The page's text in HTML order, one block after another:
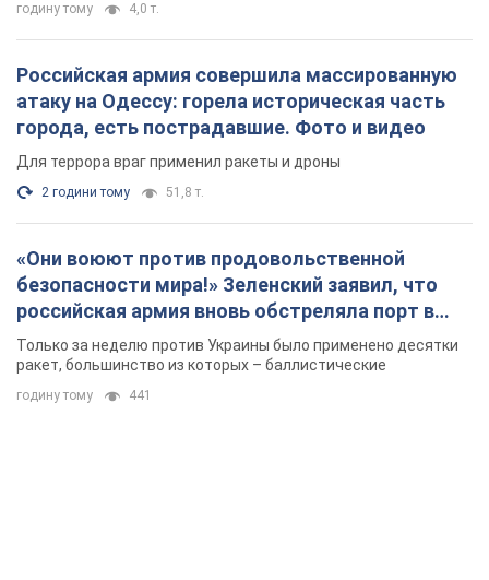
годину тому 4,0 т.
Российская армия совершила массированную
атаку на Одессу: горела историческая часть
города, есть пострадавшие. Фото и видео
Для террора враг применил ракеты и дроны
2 години тому 51,8 т.
«Они воюют против продовольственной
безопасности мира!» Зеленский заявил, что
российская армия вновь обстреляла порт в
Одессе
Только за неделю против Украины было применено десятки
ракет, большинство из которых – баллистические
годину тому 441